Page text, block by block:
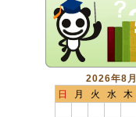
2026年8月
日
月 火 水 木